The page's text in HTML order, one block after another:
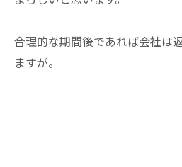
合理的な期間後であれば会社は
ますが。